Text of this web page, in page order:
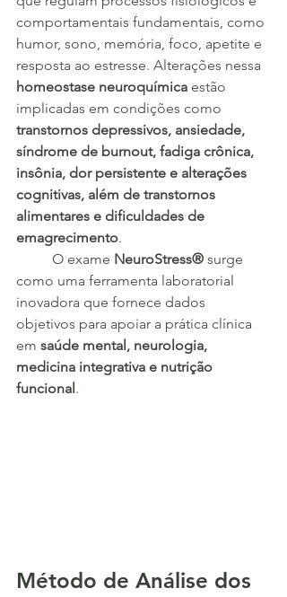
comportamentais fundamentais, como
humor, sono, memória, foco, apetite e
resposta ao estresse. Alterações nessa
homeostase neuroquímica estão
implicadas em condições como
transtornos depressivos, ansiedade,
síndrome de burnout, fadiga crônica,
insônia, dor persistente e alterações
cognitivas, além de transtornos
alimentares e dificuldades de
emagrecimento.
	O exame
NeuroStress® surge
como uma ferramenta laboratorial
inovadora que fornece dados
objetivos para apoiar a prática clínica
em saúde mental, neurologia,
medicina integrativa e nutrição
funcional.
Método de Análise dos